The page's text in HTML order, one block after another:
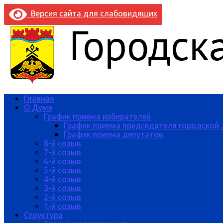
Версия сайта для слабовидящих
Главная
О Думе
График приема избирателей
График приема председателя
График приема депутатов
8-й созыв
7-й созыв
6-й созыв
5-й созыв
4-й созыв
3-й созыв
2-й созыв
1-й созыв
Структура